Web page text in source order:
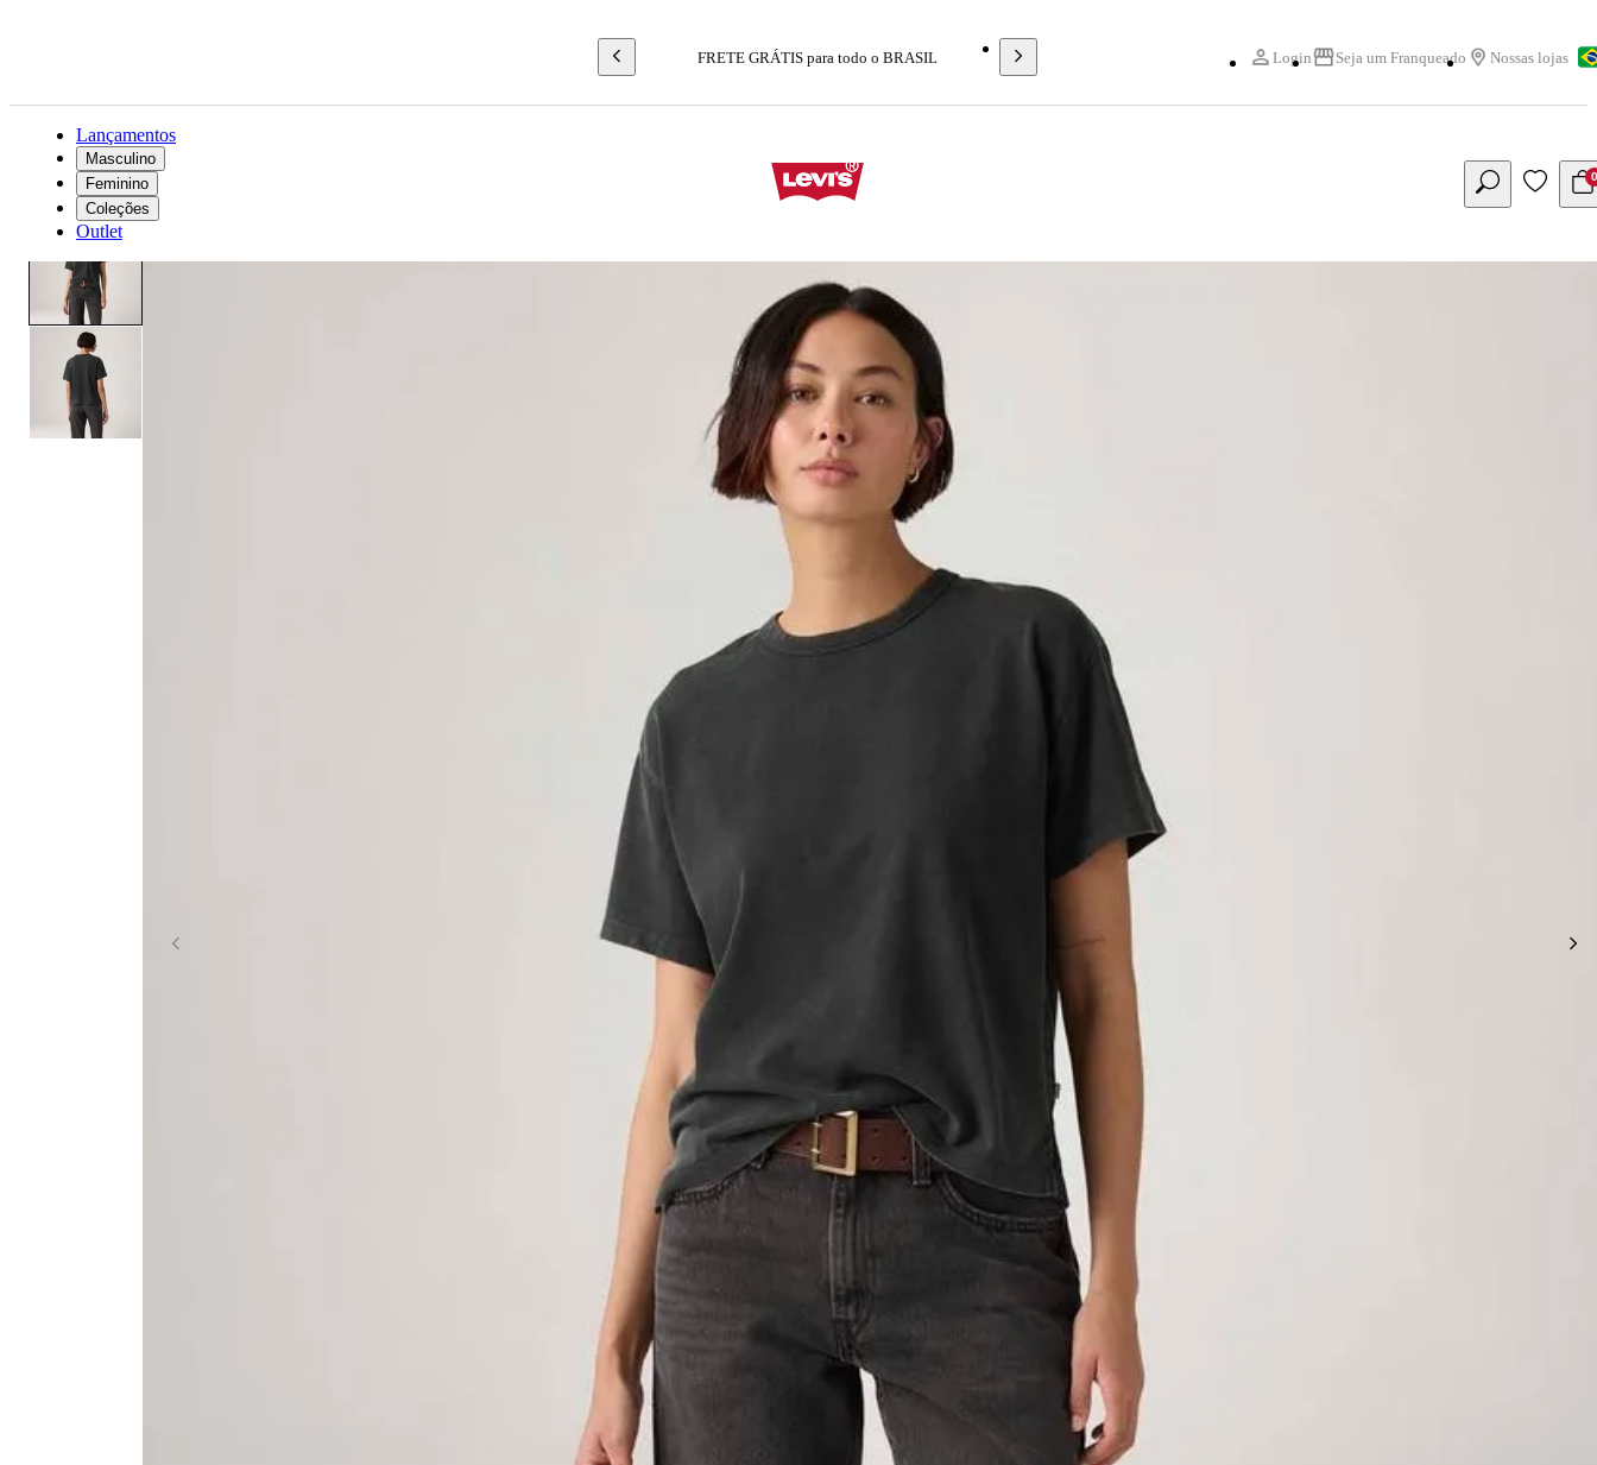
FRETE GRÁTIS para todo o BRASIL Login Seja um Franqueado Nossas lojas
Lançamentos
Masculino
Feminino
Coleções
Outlet
0
Feminino